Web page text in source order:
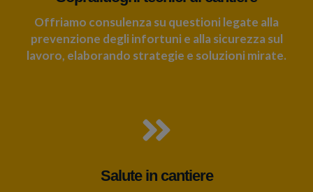
Offriamo consulenza su questioni legate alla
prevenzione degli infortuni e alla sicurezza sul
lavoro, elaborando strategie e soluzioni mirate.
Salute in cantiere